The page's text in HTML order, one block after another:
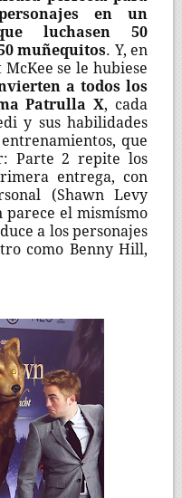
en un
luchasen 50
muñequitos. Y, en
se le hubiese
a todos los
Patrulla X, cada
y sus habilidades
que
Parte 2 repite los
entrega, con
(Shawn Levy
parece el mismísmo
a los personajes
como Benny Hill,